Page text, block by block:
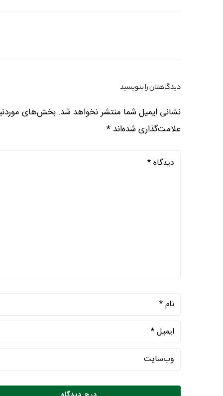
دیدگاهتان را بنویسید
نشانی ایمیل شما منتشر نخواهد شد. بخش‌های
علامت‌گذاری شده‌اند *